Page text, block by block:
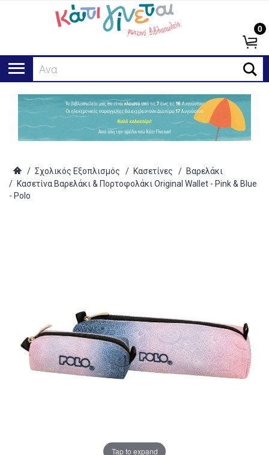
Αναζήτη
0
/ Σχολικός Εξοπλισμός / Κασετίνες / Βαρελάκι
/ Κασετίνα Βαρελάκι & Πορτοφολάκι Original Wallet - Pink & Blue
- Polo
Tap to expand